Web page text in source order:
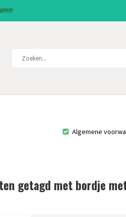
Algemene
getagd met bordje